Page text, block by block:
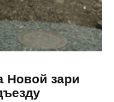
Новой зари